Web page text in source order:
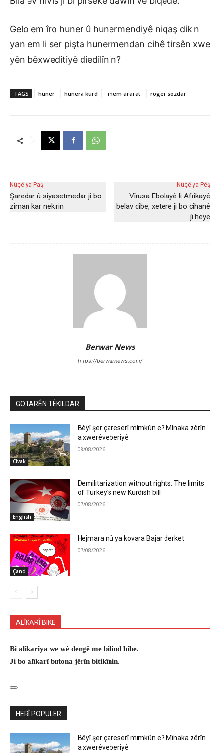
Gelo em îro huner û hunermendiyê niqaş dikin
yan em li ser pişta hunermendan cihê tirsên xwe
yên bêxweditiyê diedilînin?
TAGS huner hunera kurd mem ararat roger sozdar
Nûçê ya Paş
Şaredar û sîyasetmedar ji bo
ziman kar nekirin
Nûçê ya Pêş
Vîrusa Ebolayê li Afrîkayê
belav dibe, xetere ji bo cîhanê
jî heye
Berwar News
https://berwarnews.com/
GOTARÊN TÊKILDAR
Civak
Bêyî şer çareserî mimkûn e? Mînaka zêrîn
a xwerêveberiyê
08/08/2026
English
Demilitarization without rights: The limits
of Turkey’s new Kurdish bill
07/08/2026
Çand
Hejmara nû ya kovara Bajar derket
07/08/2026
ALÎKARÎ BIKE
Bi alîkarîya we wê dengê me bilind bibe.
Ji bo alîkarî butona jêrîn bitikînin.
HERÎ POPULER
Bêyî şer çareserî mimkûn e? Mînaka zêrîn
a xwerêveberiyê